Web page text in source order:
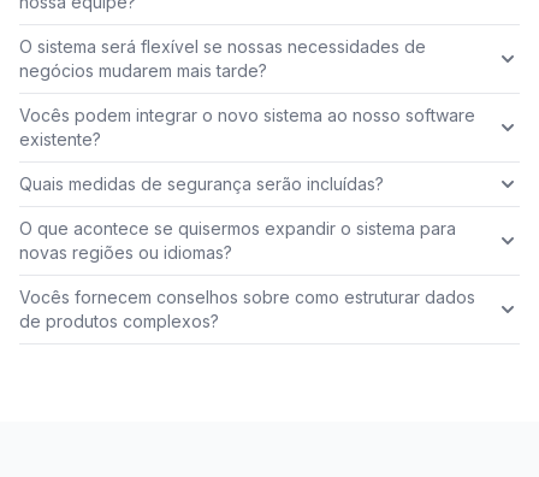
O sistema será flexível se nossas necessidades de
negócios mudarem mais tarde?
Vocês podem integrar o novo sistema ao nosso software
existente?
Quais medidas de segurança serão incluídas?
O que acontece se quisermos expandir o sistema para
novas regiões ou idiomas?
Vocês fornecem conselhos sobre como estruturar dados
de produtos complexos?